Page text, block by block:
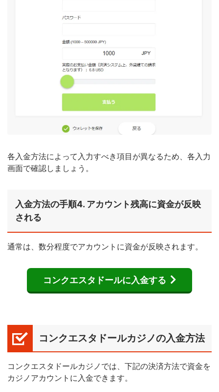
各入金方法によって入力すべき項目が異なるため、各入力
画面で確認しましょう。
入金方法の手順4. アカウント残高に資金が反映
される
通常は、数分程度でアカウントに資金が反映されます。
コンクエスタドールに入金する
コンクエスタドールカジノの入金方法
コンクエスタドールカジノでは、下記の決済方法で資金を
カジノアカウントに入金できます。